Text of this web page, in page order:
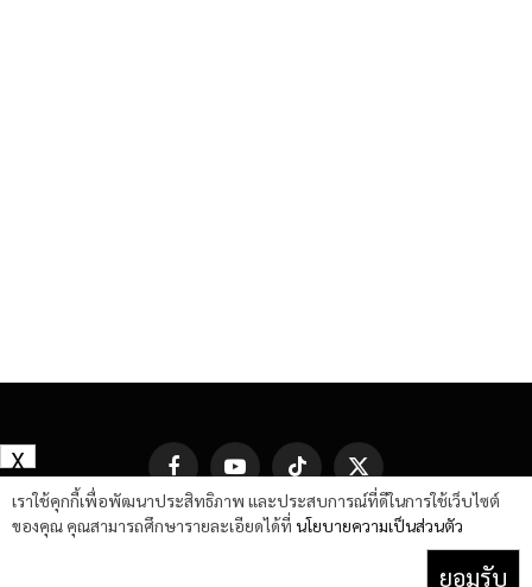
FacebookYouTube TikTok
X
(Twitter)
เราใช้คุกกี้เพื่อพัฒนาประสิทธิภาพ และประสบการณ์ที่ดีในการใช้เว็บไซต์
ของคุณ คุณสามารถศึกษารายละเอียดได้ที่ นโยบายความเป็นส่วนตัว
ยอมรับ
X